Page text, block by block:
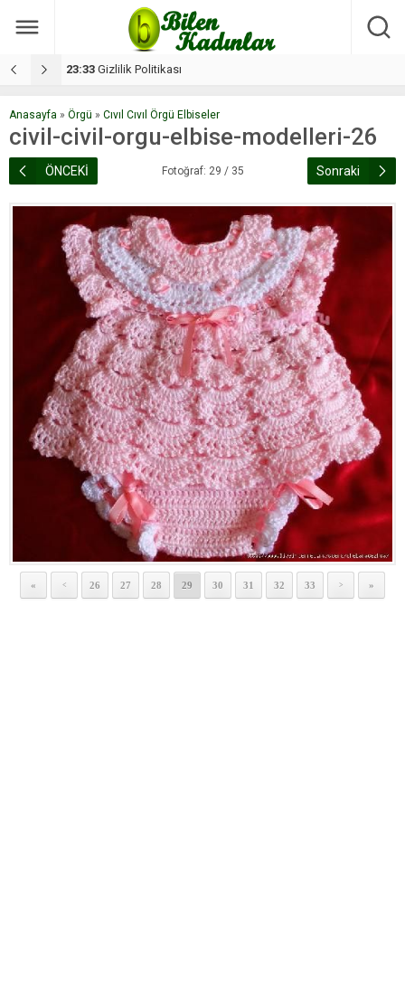
17:08 Dilan, düğününe 5 gün kala hayatını kaybetti
Anasayfa » Örgü » Cıvıl Cıvıl Örgü Elbiseler
civil-civil-orgu-elbise-modelleri-26
ÖNCEKİ Fotoğraf: 29 / 35 Sonraki
« < 26 27 28 29 30 31 32 33 > »